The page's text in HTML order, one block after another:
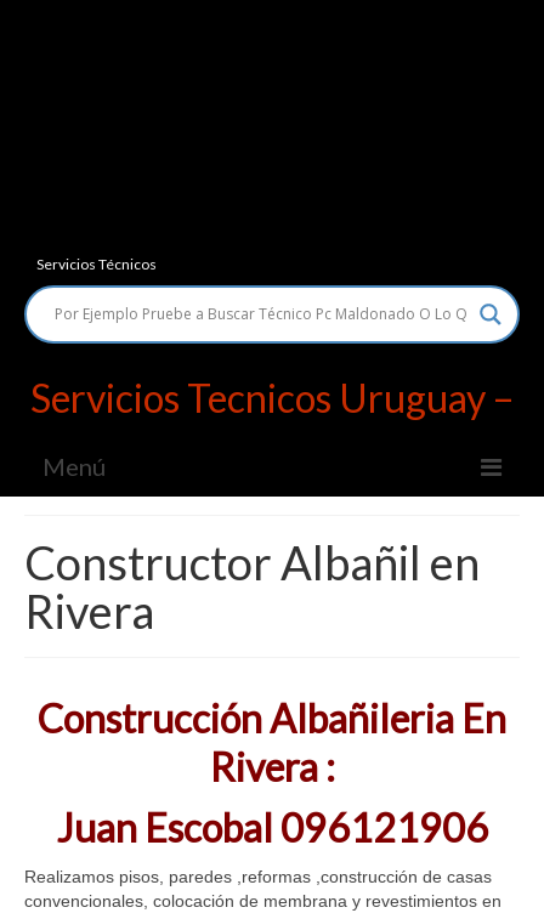
Servicios Técnicos
Servicios Tecnicos Uruguay –
Menú
Servicio Tecnico PC
Diseñador Web
Servicio Tecnico Lavarropas
Pintor De Casas
Sanitarios
Técnico En Aires Acondicionados
Constructor Albañil en
Rivera
Construcción Albañileria En
Rivera :
Juan Escobal 096121906
Realizamos pisos, paredes ,reformas ,construcción de casas
convencionales, colocación de membrana y revestimientos en